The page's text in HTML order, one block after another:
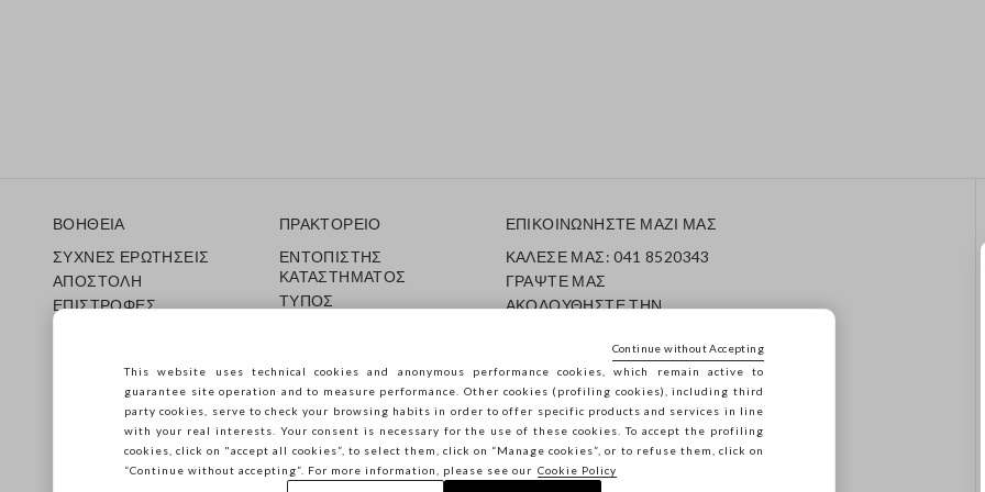
ΒΟΗΘΕΙΑ
ΣΥΧΝΕΣ ΕΡΩΤΗΣΕΙΣ
ΑΠΟΣΤΟΛΗ
ΕΠΙΣΤΡΟΦΕΣ
Guida alle taglie
ΠΡΑΚΤΟΡΕΙΟ
ΕΝΤΟΠΙΣΤΗΣ
ΚΑΤΑΣΤΗΜΑΤΟΣ
ΤΥΠΟΣ
Accessibility
Βιωσιμότητα
ΕΠΙΚΟΙΝΩΝΗΣΤΕ ΜΑΖΙ ΜΑΣ
ΚΑΛΕΣΕ ΜΑΣ: 041 8520343
ΓΡΑΨΤΕ ΜΑΣ
ΑΚΟΛΟΥΘΗΣΤΕ ΤΗΝ
This website uses technical cookies and anonymous performance cookies, which remain active to
guarantee site operation and to measure performance. Other cookies (profiling cookies), including third
party cookies, serve to check your browsing habits in order to offer specific products and services in line
with your real interests. Your consent is necessary for the use of these cookies. To accept the profiling
cookies, click on "accept all cookies”, to select them, click on “Manage cookies”, or to refuse them, click on
“Continue without accepting”. For more information, please see our Cookie Policy
Continue without Accepting